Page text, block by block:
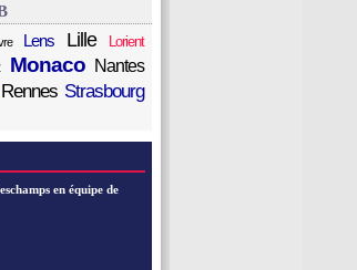
Lens Lille Lorient
Monaco Nantes
Rennes Strasbourg
en équipe de